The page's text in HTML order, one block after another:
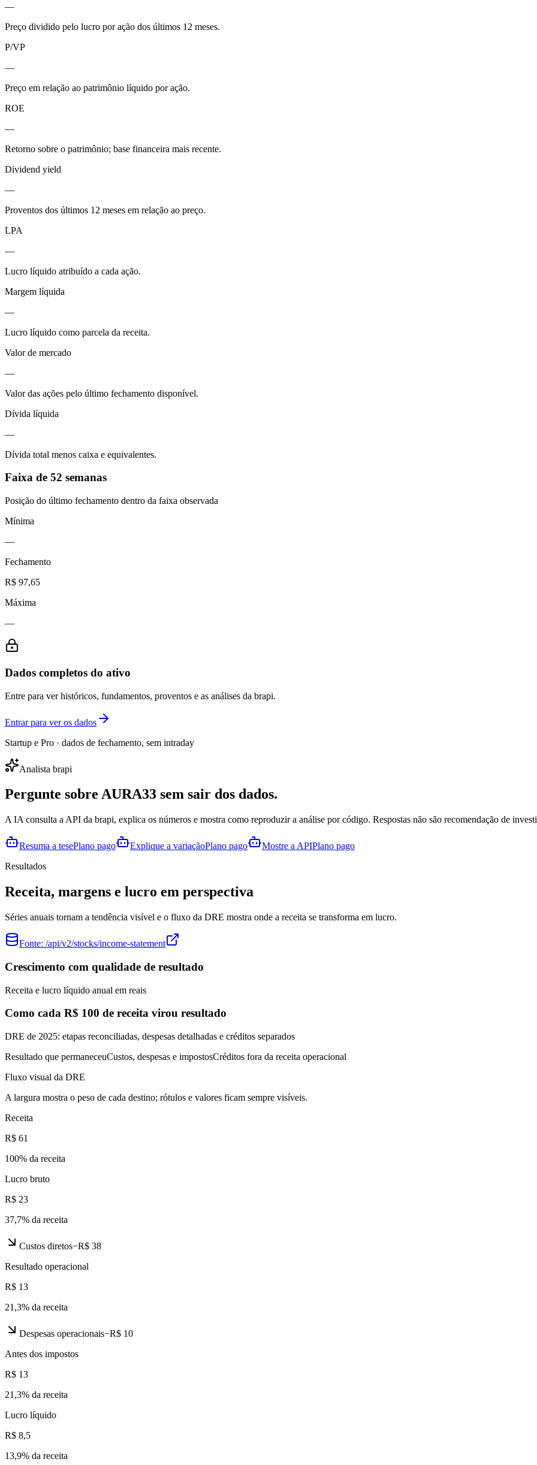
—
Preço dividido pelo lucro por ação dos últimos 12 meses.
P/VP
—
Preço em relação ao patrimônio líquido por ação.
ROE
—
Retorno sobre o patrimônio; base financeira mais recente.
Dividend yield
—
Proventos dos últimos 12 meses em relação ao preço.
LPA
—
Lucro líquido atribuído a cada ação.
Margem líquida
—
Lucro líquido como parcela da receita.
Valor de mercado
—
Valor das ações pelo último fechamento disponível.
Dívida líquida
—
Dívida total menos caixa e equivalentes.
Faixa de 52 semanas
Posição do último fechamento dentro da faixa observada
Mínima
—
Fechamento
R$ 97,65
Máxima
—
Dados completos do ativo
Entre para ver históricos, fundamentos, proventos e as análises da brapi.
Entrar para ver os dados
Startup e Pro · dados de fechamento, sem intraday
Analista brapi
Pergunte sobre AURA33 sem sair dos dados.
A IA consulta a API da brapi, explica os números e mostra como reproduzir a análise por código. Respostas não são recomendação de
Resuma a tesePlano pago Explique a variaçãoPlano pago Mostre a APIPlano pago
Resultados
Receita, margens e lucro em perspectiva
Séries anuais tornam a tendência visível e o fluxo da DRE mostra onde a receita se transforma em lucro.
Fonte: /api/v2/stocks/income-statement
Crescimento com qualidade de resultado
Receita e lucro líquido anual em reais
Como cada R$ 100 de receita virou resultado
DRE de 2025: etapas reconciliadas, despesas detalhadas e créditos separados
Resultado que permaneceuCustos, despesas e impostosCréditos fora da receita operacional
Fluxo visual da DRE
A largura mostra o peso de cada destino; rótulos e valores ficam sempre visíveis.
Receita
R$ 61
100% da receita
Lucro bruto
R$ 23
37,7% da receita
Custos diretos−R$ 38
Resultado operacional
R$ 13
21,3% da receita
Despesas operacionais−R$ 10
Antes dos impostos
R$ 13
21,3% da receita
Lucro líquido
R$ 8,5
13,9% da receita